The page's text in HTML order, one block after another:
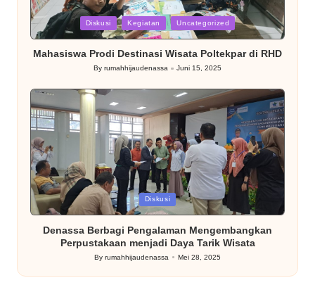
Posted
in
Diskusi Kegiatan Uncategorized
Mahasiswa Prodi Destinasi Wisata Poltekpar di RHD
Posted
By rumahhijaudenassa Juni 15, 2025
Posted
in
Diskusi
Denassa Berbagi Pengalaman Mengembangkan
Perpustakaan menjadi Daya Tarik Wisata
Posted
by
Byrumahhijaudenassa Mei 28, 2025